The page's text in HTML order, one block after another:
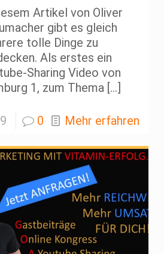
Artikel von Oliver
gibt es gleich
tolle Dinge zu
Als erstes ein
Sharing Video von
1, zum Thema […]
0 Mehr erfahren